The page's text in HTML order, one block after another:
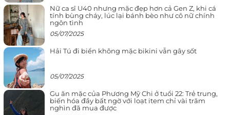
Nữ ca sĩ U40 nhưng mặc đẹp hơn cả Gen Z, khi cá
tính bùng cháy, lúc lại bánh bèo như cô nữ chính
ngôn tình
05/07/2025
Hải Tú đi biển không mặc bikini vẫn gây sốt
05/07/2025
Gu ăn mặc của Phương Mỹ Chi ở tuổi 22: Trẻ trung,
biến hóa đầy bất ngờ với loạt item chỉ vài trăm
nghìn đã mua được